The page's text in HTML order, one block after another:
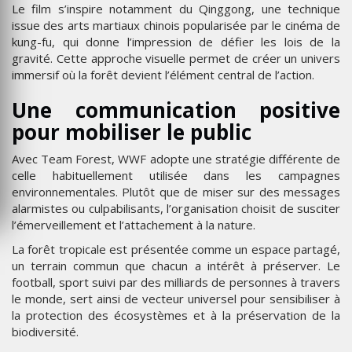
Le film s’inspire notamment du Qinggong, une technique
issue des arts martiaux chinois popularisée par le cinéma de
kung-fu, qui donne l’impression de défier les lois de la
gravité. Cette approche visuelle permet de créer un univers
immersif où la forêt devient l’élément central de l’action.
Une communication positive
pour mobiliser le public
Avec Team Forest, WWF adopte une stratégie différente de
celle habituellement utilisée dans les campagnes
environnementales. Plutôt que de miser sur des messages
alarmistes ou culpabilisants, l’organisation choisit de susciter
l’émerveillement et l’attachement à la nature.
La forêt tropicale est présentée comme un espace partagé,
un terrain commun que chacun a intérêt à préserver. Le
football, sport suivi par des milliards de personnes à travers
le monde, sert ainsi de vecteur universel pour sensibiliser à
la protection des écosystèmes et à la préservation de la
biodiversité.